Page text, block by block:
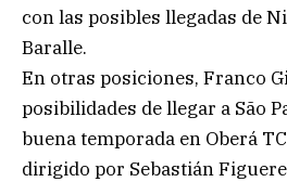
con las posibles llegadas de
Baralle.
En otras posiciones, Franco
posibilidades de llegar a São
buena temporada en Oberá
dirigido por Sebastián